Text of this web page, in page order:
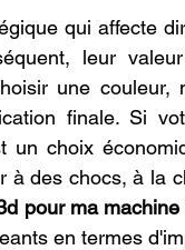
qui affecte
leur
une couleur,
finale. Si
choix
à des chocs, à la
pour ma machine
en termes